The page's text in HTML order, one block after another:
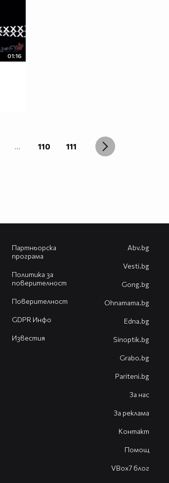
01:16
... 110 111
Партньорска
програма
Политика за
поверителност
Поверителност
GDPR Инфо
Известия
Abv.bg
Vesti.bg
Gong.bg
Оhnamama.bg
Edna.bg
Sinoptik.bg
Grabo.bg
Pariteni.bg
За нас
За реклама
Контакт
Помощ
VBox7 блог